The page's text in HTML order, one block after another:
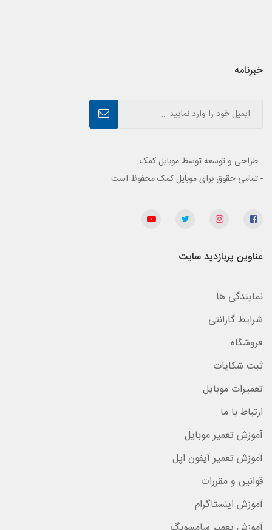
خبرنامه
- طراحی و توسعه توسط موبایل کمک
- تمامی حقوق برای موبایل کمک محفوظ است
عناوین پربازدید سایت
نمایندگی ها
شرایط گارانتی
فروشگاه
ثبت شکایات
تعمیرات موبایل
ارتباط با ما
آموزش تعمیر موبایل
آموزش تعمیر آیفون اپل
قوانین و مقررات
آموزش اینستاگرام